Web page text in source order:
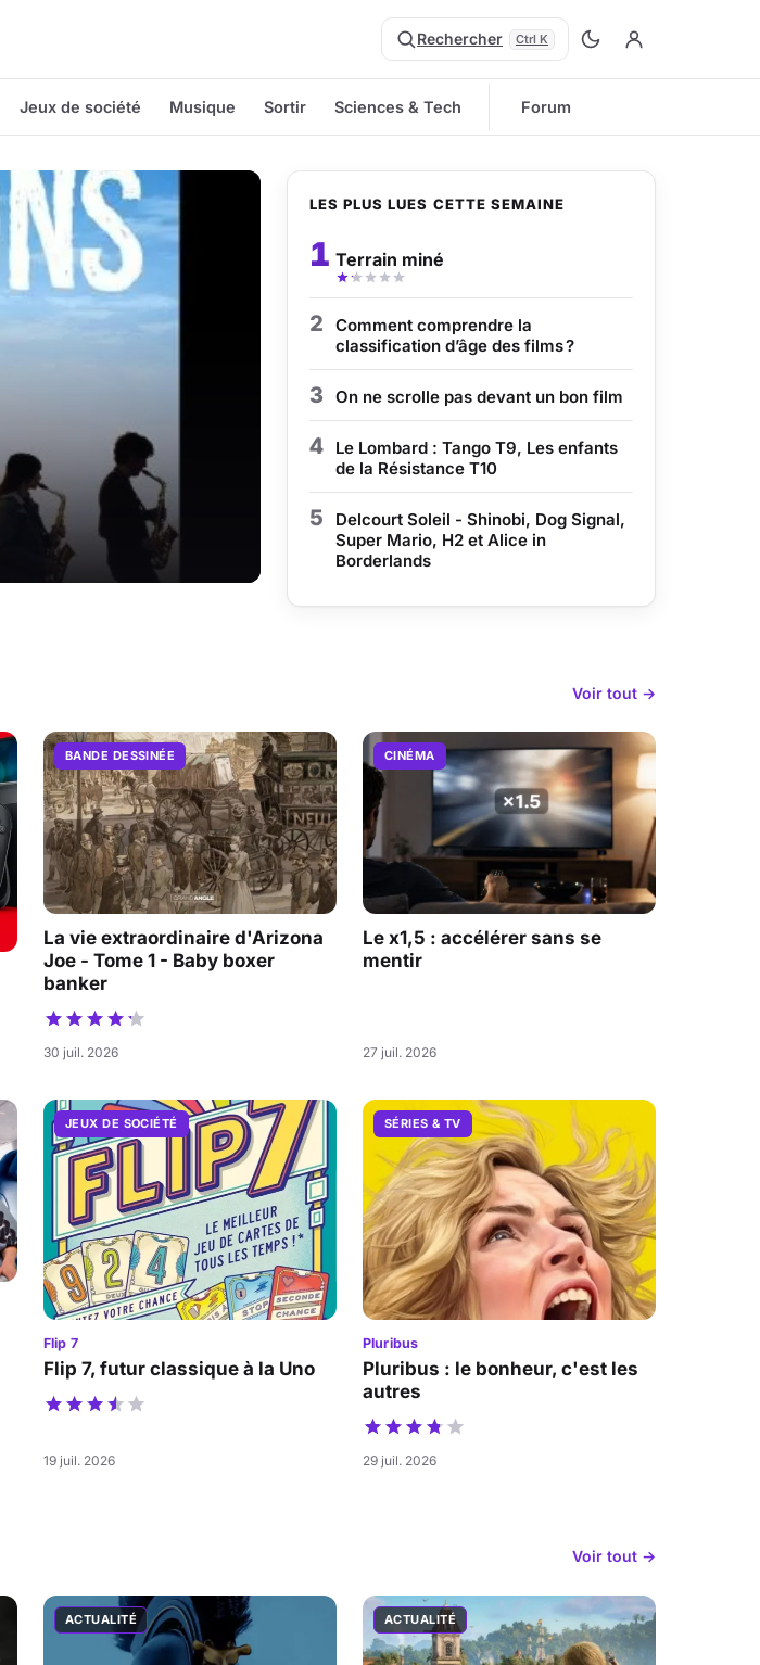
Rechercher Ctrl K
Jeux de société Musique Sortir Sciences & Tech Forum
LES PLUS LUES CETTE SEMAINE
1 Terrain miné
2
Comment comprendre la
classification d’âge des films ?
3 On ne scrolle pas devant un bon film
4
Le Lombard : Tango T9, Les enfants
de la Résistance T10
5
Delcourt Soleil - Shinobi, Dog Signal,
Super Mario, H2 et Alice in
Borderlands
Voir tout →
BANDE DESSINÉE
La vie extraordinaire d'Arizona
Joe - Tome 1 - Baby boxer
banker
30 juil. 2026
CINÉMA
Le x1,5 : accélérer sans se
mentir
27 juil. 2026
JEUX DE SOCIÉTÉ
Flip 7
Flip 7, futur classique à la Uno
19 juil. 2026
SÉRIES & TV
Pluribus
Pluribus : le bonheur, c'est les
autres
29 juil. 2026
Voir tout →
ACTUALITÉ ACTUALITÉ